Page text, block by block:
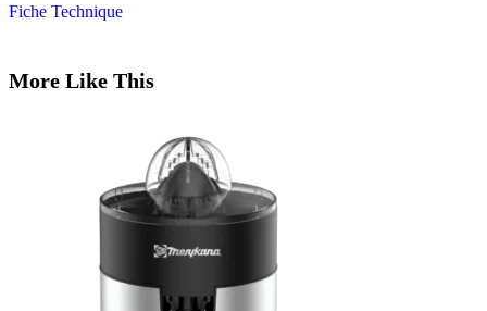
Fiche Technique
More Like This